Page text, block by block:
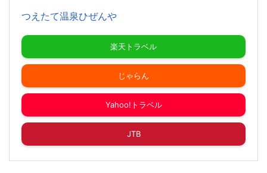
つえたて温泉ひぜんや
楽天トラベル
じゃらん
Yahoo!トラベル
JTB